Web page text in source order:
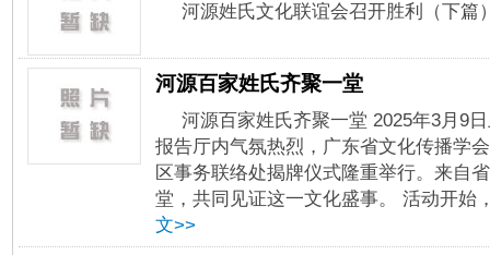
河源姓氏文化联谊会召开胜利（下篇
河源百家姓氏齐聚一堂
河源百家姓氏齐聚一堂 2025年3月9
报告厅内气氛热烈，广东省文化传播学
区事务联络处揭牌仪式隆重举行。来自
堂，共同见证这一文化盛事。 活动开始
文>>